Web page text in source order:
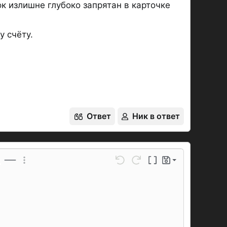
глубоко запрятан в карточке
счёту.
Ответ Ник в ответ
Вставить горизонтальную линию
Дополнительные параметры...ОтменитьПовторить
Переключение BB-
Черновики
Сохранить черновик